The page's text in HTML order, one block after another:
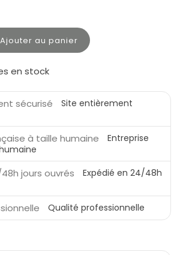
Ajouter au panier
en stock
Site entièrement
Entreprise
Expédié en 24/48h
Qualité professionnelle